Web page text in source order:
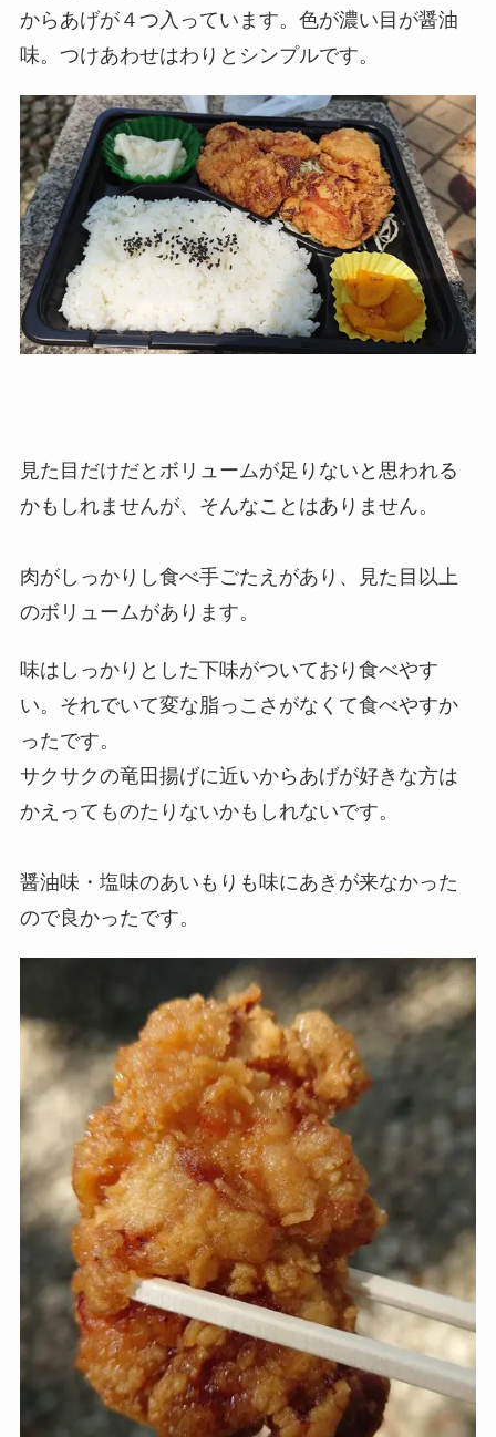
からあげが４つ入っています。色が濃い目が醤油
味。つけあわせはわりとシンプルです。
見た目だけだとボリュームが足りないと思われる
かもしれませんが、そんなことはありません。
肉がしっかりし食べ手ごたえがあり、見た目以上
のボリュームがあります。
味はしっかりとした下味がついており食べやす
い。それでいて変な脂っこさがなくて食べやすか
ったです。
サクサクの竜田揚げに近いからあげが好きな方は
かえってものたりないかもしれないです。
醤油味・塩味のあいもりも味にあきが来なかった
ので良かったです。